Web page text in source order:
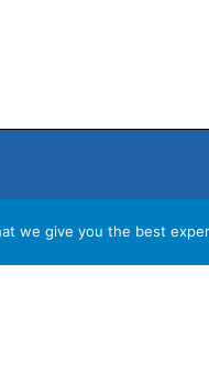
we give you the best